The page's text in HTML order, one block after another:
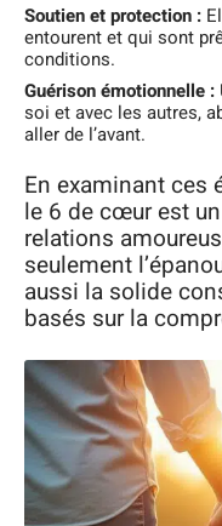
Soutien et protection :
entourent et qui sont
conditions.
Guérison émotionnelle :
soi et avec les autres,
aller de l’avant.
En examinant ces
le 6 de cœur est
relations
seulement
aussi la solide
basés sur la